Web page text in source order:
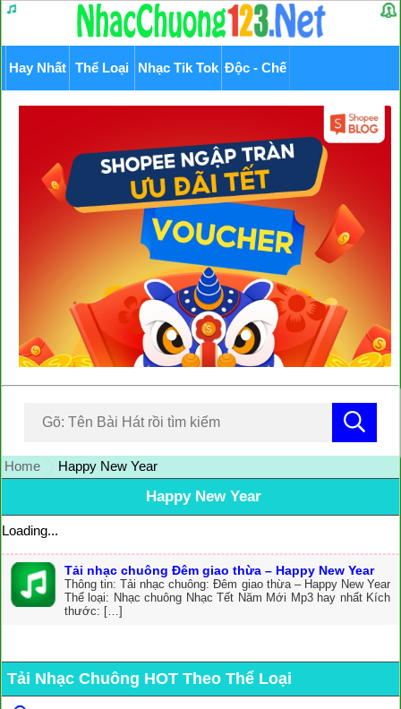
Hay Nhất Thể Loại Nhạc Tik Tok Độc - Chế
Home Happy New Year
Happy New Year
Loading...
Tải nhạc chuông Đêm giao thừa – Happy New Year
Thông tin: Tải nhạc chuông: Đêm giao thừa – Happy New Year
Thể loại: Nhạc chuông Nhạc Tết Năm Mới Mp3 hay nhất Kích
thước: […]
Tải Nhạc Chuông HOT Theo Thể Loại